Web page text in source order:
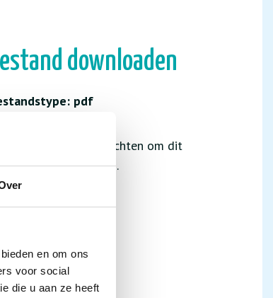
en om ons
voor social
die u aan ze heeft
downloaden
pdf
hebt niet de juiste rechten om dit
te downloaden.